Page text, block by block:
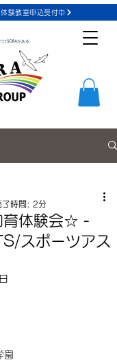
験教室申込受付中
けSORAがある
園
育体験会☆ -
スポーツアス
了時間: 2分